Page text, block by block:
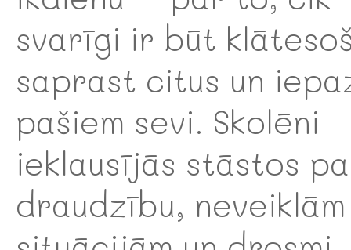
svarīgi ir būt
saprast citus un
pašiem sevi. Skolēni
ieklausījās stāstos
draudzību, neveiklām